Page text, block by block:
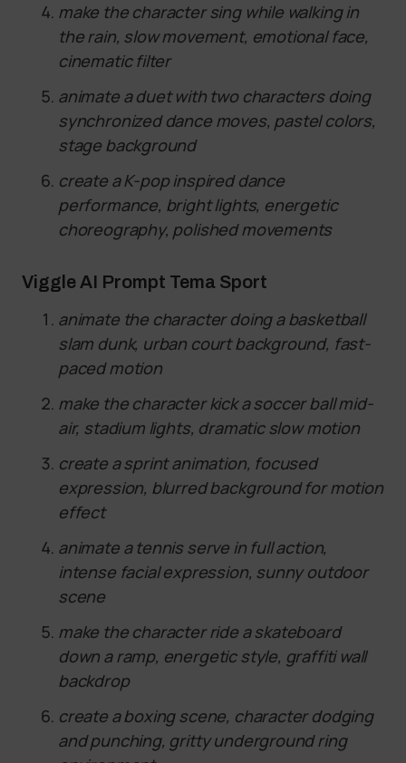
make the character sing while walking in
the rain, slow movement, emotional face,
cinematic filter
animate a duet with two characters doing
synchronized dance moves, pastel colors,
stage background
create a K-pop inspired dance
performance, bright lights, energetic
choreography, polished movements
Viggle AI Prompt Tema Sport
animate the character doing a basketball
slam dunk, urban court background, fast-
paced motion
make the character kick a soccer ball mid-
air, stadium lights, dramatic slow motion
create a sprint animation, focused
expression, blurred background for motion
effect
animate a tennis serve in full action,
intense facial expression, sunny outdoor
scene
make the character ride a skateboard
down a ramp, energetic style, graffiti wall
backdrop
create a boxing scene, character dodging
and punching, gritty underground ring